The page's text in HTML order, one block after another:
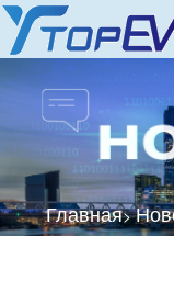
Главная>